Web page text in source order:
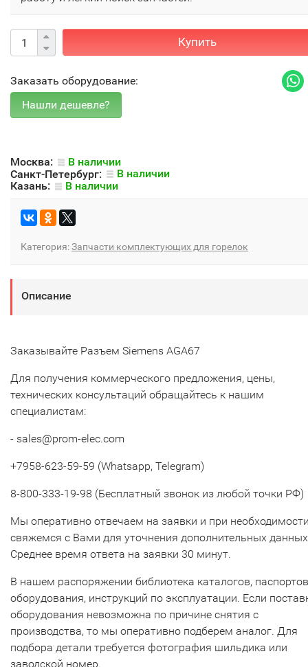
Купить
Заказать оборудование:
Москва:
В наличии
Санкт-Петербург:
В наличии
Казань:
В наличии
Категория:Запчасти комплектующих для горелок
Описание
Заказывайте Разъем Siemens AGA67
Для получения коммерческого предложения, цены,
технических консультаций обращайтесь к нашим
специалистам:
- sales@prom-elec.com
+7958-623-59-59 (Whatsapp, Telegram)
8-800-333-19-98 (Бесплатный звонок из любой точки РФ)
Мы оперативно отвечаем на заявки и при
свяжемся с Вами для уточнения дополнительных
Среднее время ответа на заявки 30 минут.
В нашем распоряжении библиотека каталогов, паспортов
оборудования, инструкций по эксплуатации. Если
оборудования невозможна по причине снятия с
производства, то мы оперативно подберем аналог. Для
подбора детали требуется фотография шильдика или
заводской номер.